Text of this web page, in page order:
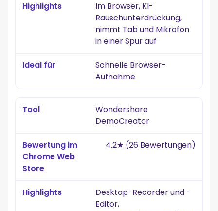
Im Browser, KI-
Rauschunterdrückung,
nimmt Tab und Mikrofon
in einer Spur auf
Schnelle Browser-
Aufnahme
Wondershare
DemoCreator
4.2★ (26 Bewertungen)
Desktop-Recorder und -
Editor,